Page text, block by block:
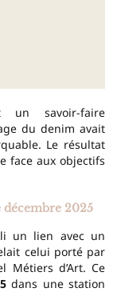
un savoir-faire
du denim avait
Le résultat
face aux objectifs
2025
un lien avec un
celui porté par
Métiers d’Art. Ce
dans une station